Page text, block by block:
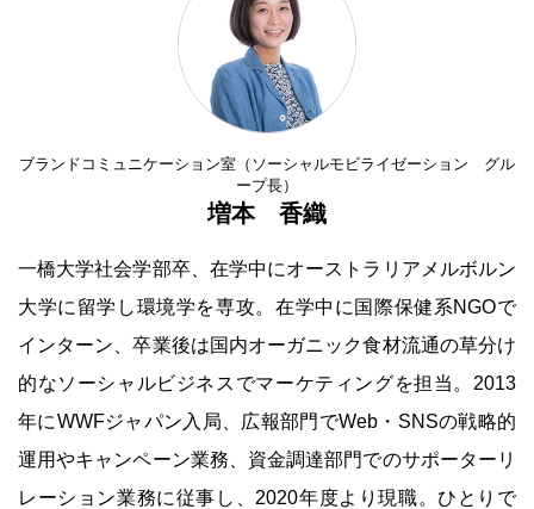
ブランドコミュニケーション室（ソーシャルモビライゼーション グル
ープ長）
増本 香織
一橋大学社会学部卒、在学中にオーストラリアメルボルン
大学に留学し環境学を専攻。在学中に国際保健系NGOで
インターン、卒業後は国内オーガニック食材流通の草分け
的なソーシャルビジネスでマーケティングを担当。2013
年にWWFジャパン入局、広報部門でWeb・SNSの戦略的
運用やキャンペーン業務、資金調達部門でのサポーターリ
レーション業務に従事し、2020年度より現職。ひとりで